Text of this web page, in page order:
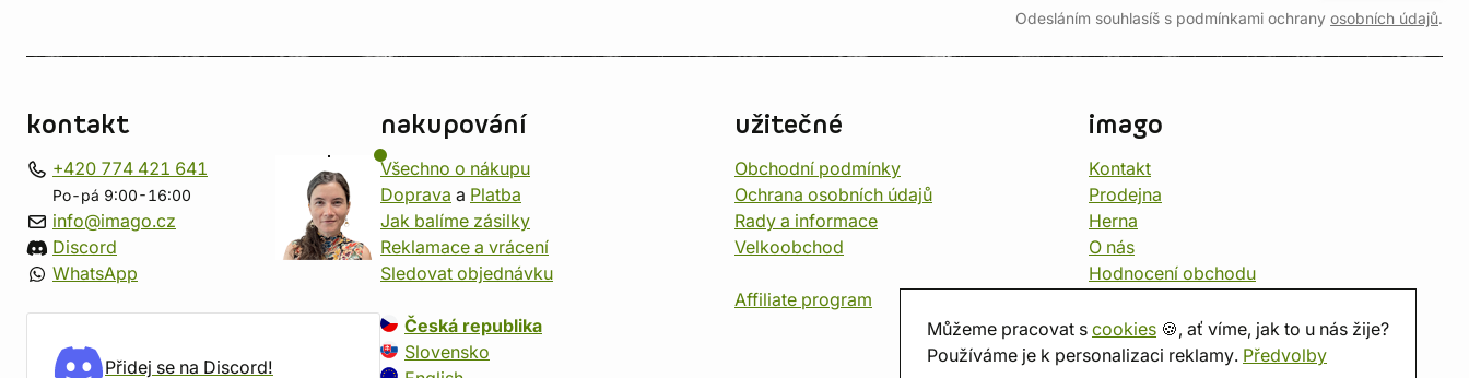
Můžeme pracovat s cookies 🍪, ať víme, jak to u nás žije?
Používáme je k personalizaci reklamy. Předvolby
Odesláním souhlasíš s podmínkami ochrany osobních údajů.
kontakt
+420 774 421 641
Po-pá 9:00-16:00
info@imago.cz
Discord
WhatsApp
Přidej se na Discord!
nakupování
Všechno o nákupu
Doprava a Platba
Jak balíme zásilky
Reklamace a vrácení
Sledovat objednávku
Česká republika
Slovensko
užitečné
Obchodní podmínky
Ochrana osobních údajů
Rady a informace
Velkoobchod
Affiliate program
imago
Kontakt
Prodejna
Herna
O nás
Hodnocení obchodu
Kalendář
imago.blog